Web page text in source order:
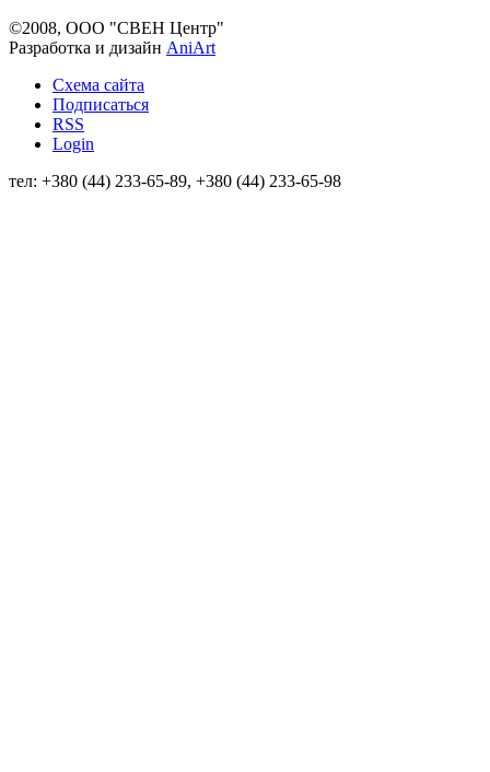
©2008, ООО "СВЕН Центр"
Разработка и дизайн AniArt
Схема сайта
Подписаться
RSS
Login
тел: +380 (44) 233-65-89, +380 (44) 233-65-98